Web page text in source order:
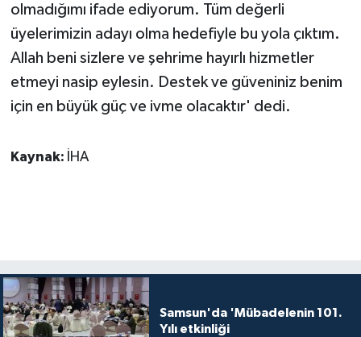
olmadığımı ifade ediyorum. Tüm değerli
üyelerimizin adayı olma hedefiyle bu yola çıktım.
Allah beni sizlere ve şehrime hayırlı hizmetler
etmeyi nasip eylesin. Destek ve güveniniz benim
için en büyük güç ve ivme olacaktır' dedi.
Kaynak: İHA
Samsun'da 'Mübadelenin 101.
Yılı etkinliği